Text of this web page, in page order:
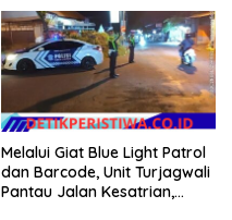
Dikelola Langsung
Pemerintah Pusat
Melalui Giat Blue Light Patrol
dan Barcode, Unit Turjagwali
Pantau Jalan Kesatrian,